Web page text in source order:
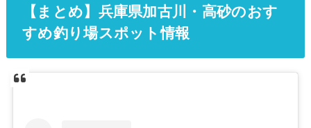
【まとめ】兵庫県加古川・高砂のおす
すめ釣り場スポット情報